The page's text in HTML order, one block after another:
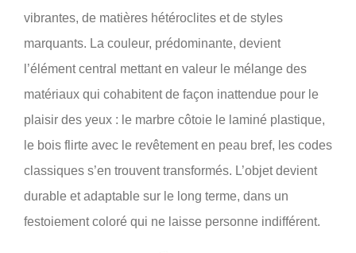
vibrantes, de matières hétéroclites et de styles
marquants. La couleur, prédominante, devient
l’élément central mettant en valeur le mélange des
matériaux qui cohabitent de façon inattendue pour le
plaisir des yeux : le marbre côtoie le laminé plastique,
le bois flirte avec le revêtement en peau bref, les codes
classiques s’en trouvent transformés. L’objet devient
durable et adaptable sur le long terme, dans un
festoiement coloré qui ne laisse personne indifférent.